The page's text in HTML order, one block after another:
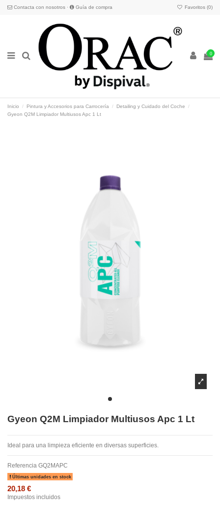
Contacta con nosotros · Guía de compra Favoritos (0)
0
Inicio Pintura y Accesorios para Carrocería
Detailing y Cuidado del Coche
Gyeon Q2M Limpiador Multiusos Apc 1 Lt
Gyeon Q2M Limpiador Multiusos Apc 1 Lt
Ideal para una limpieza eficiente en diversas superficies.
Referencia GQ2MAPC
Últimas unidades en stock
20,18 €
Impuestos incluidos